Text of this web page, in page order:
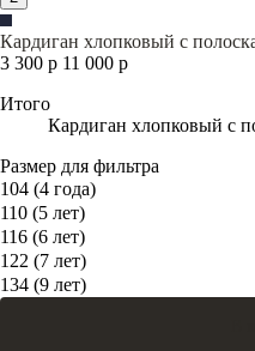
Кардиган хлопковый с
3 300 р 11 000 р
Итого
Кардиган хлопковый с
Размер для фильтра
104 (4 года)
110 (5 лет)
116 (6 лет)
122 (7 лет)
134 (9 лет)